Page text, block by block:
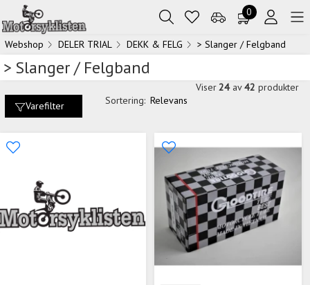
0
Webshop DELER TRIAL DEKK & FELG > Slanger / Felgband
> Slanger / Felgband
Varefilter Sortering: Relevans
Viser 24 av42 produkter